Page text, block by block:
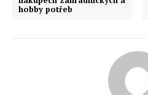
hobby potřeb